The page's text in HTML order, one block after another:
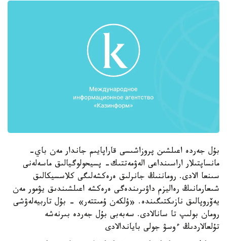
بۇل جەردە اعىلشىن پروزاشىسى قاراپايىم جاندار مەن باي-
مانساپتىلار اراسىنداعى الەۋمەتتىك- پسيحولوگيالىق ماسەلەنى
سىنعا الادى. روماننىڭ جانرلىق ەرەكشەلىگى كلاسسيكالىق
شىعارمانىڭ رەاليزم داۋىرىندەگى ەرەكشە اعىلشىندىق يۋمور مەن
يەۆروپالىق نازىكتىگىندە. «ۇلكەن ۇمىتتەر» - بۇل تاربيەلەۋشى
رومان بولىپ تا سانالادى. سەبەبى بۇل جەردە بىرنەشە
تۇلعالاردىڭ ءوسۋ جولى باياندالادى